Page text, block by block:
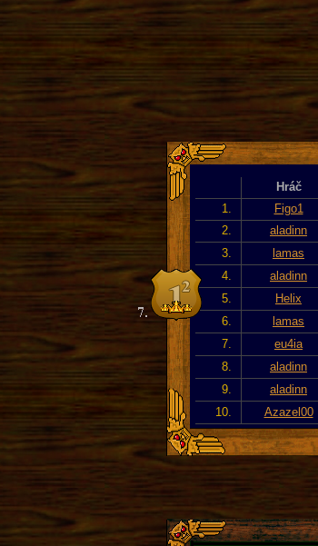
Hráč
1.
Figo1
2.
aladinn
3.
lamas
4.
aladinn
5.
Helix
6.
lamas
7.
eu4ia
8.
aladinn
9.
aladinn
10.
Azazel00